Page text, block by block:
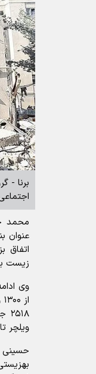
برنا -
محمد
عنوان
اتفاق
زیست بوم مشارکت
ویلچر
حسینی